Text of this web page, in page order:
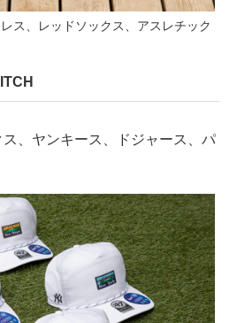
ス、レッドソックス、アスレチック
ス、ヤンキース、ドジャース、パ